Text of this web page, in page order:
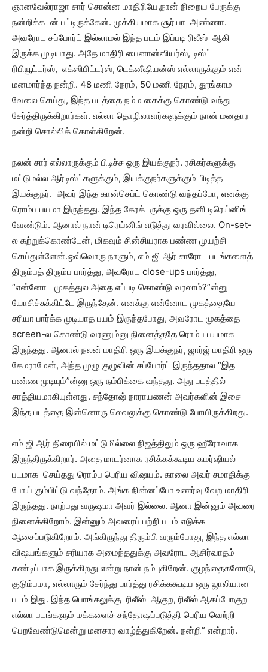
ஞானவேல்ராஜா சார் சொன்ன மாதிரியே,நான் நிறைய பேருக்கு
நன்றிக்கடன் பட்டிருக்கேன். முக்கியமாக சூர்யா அண்ணா.
அவரோட சப்போர்ட் இல்லாமல் இந்த படம் இப்படி ரிலீஸ் ஆகி
இருக்க முடியாது. அதே மாதிரி பைனான்ஸியர்ஸ், டிஸ்ட்
ரிபியூட்டர்ஸ், எக்ஸிபிட்டர்ஸ், டெக்னீஷியன்ஸ் எல்லாருக்கும் என்
மனமார்ந்த நன்றி. 48 மணி நேரம், 50 மணி நேரம், தூங்காம
வேலை செய்து, இந்த படத்தை நம்ம கைக்கு கொண்டு வந்து
சேர்த்திருக்கிறார்கள். எல்லா தொழிலாளர்களுக்கும் நான் மனதார
நன்றி சொல்லிக் கொள்கிறேன்.
நலன் சார் எல்லாருக்கும் பிடிச்ச ஒரு இயக்குநர். ரசிகர்களுக்கு
மட்டுமல்ல ஆர்டிஸ்ட்களுக்கும், இயக்குநர்களுக்கும் பிடித்த
இயக்குநர். அவர் இந்த கான்செப்ட் கொண்டு வந்தப்போ, எனக்கு
ரொம்ப பயமா இருந்தது. இந்த கேரக்டருக்கு ஒரு தனி டிரெய்னிங்
வேண்டும். ஆனால் நான் டிரெய்னிங் எடுத்து வரவில்லை. On-set-
ல கற்றுக்கொண்டேன், மிகவும் சின்சியராக பண்ண முயற்சி
செய்துள்ளேன்.ஒவ்வொரு நாளும், எம் ஜி ஆர் சாரோட படங்களைத்
திரும்பத் திரும்ப பார்த்து, அவரோட close-ups பார்த்து,
“என்னோட முகத்துல அதை எப்படி கொண்டு வரலாம்?”ன்னு
யோசிச்சுக்கிட்டே இருந்தேன். எனக்கு என்னோட முகத்தையே
சரியா பார்க்க முடியாத பயம் இருந்தபோது, அவரோட முகத்தை
screen-ல கொண்டு வரணும்னு நினைத்ததே ரொம்ப பயமாக
இருந்தது. ஆனால் நலன் மாதிரி ஒரு இயக்குநர், ஜார்ஜ் மாதிரி ஒரு
கேமராமேன், அந்த முழு குழுவின் சப்போர்ட் இருந்ததால “இத
பண்ண முடியும்”ன்னு ஒரு நம்பிக்கை வந்தது. அது படத்தில்
சாத்தியமாகியுள்ளது. சந்தோஷ் நாராயணன் அவர்களின் இசை
இந்த படத்தை இன்னொரு லெவலுக்கு கொண்டு போயிருக்கிறது.
எம் ஜி ஆர் திரையில் மட்டுமில்லை நிஜத்திலும் ஒரு ஹீரோவாக
இருந்திருக்கிறார். அதை மாடர்னாக ரசிக்கக்கூடிய கமர்ஷியல்
படமாக செய்தது ரொம்ப பெரிய விஷயம். காலை அவர் சமாதிக்கு
போய் கும்பிட்டு வந்தோம். அங்க நின்னப்போ உணர்வு வேற மாதிரி
இருந்தது. நாற்பது வருஷமா அவர் இல்லை. ஆனா இன்னும் அவரை
நினைக்கிறோம். இன்னும் அவரைப் பற்றி படம் எடுக்க
ஆசைப்படுகிறோம். அங்கிருந்து திரும்பி வரும்போது, இந்த எல்லா
விஷயங்களும் சரியாக அமைந்ததுக்கு அவரோட ஆசிர்வாதம்
கண்டிப்பாக இருக்கிறது என்று நான் நம்புகிறேன். குழந்தைகளோடு,
குடும்பமா, எல்லாரும் சேர்ந்து பார்த்து ரசிக்ககூடிய ஒரு ஜாலியான
படம் இது. இந்த பொங்கலுக்கு ரிலீஸ் ஆகுற, ரிலீஸ் ஆகப்போகுற
எல்லா படங்களும் மக்களைச் சந்தோஷப்படுத்தி பெரிய வெற்றி
பெறவேண்டுமென்று மனசார வாழ்த்துகிறேன். நன்றி” என்றார்.